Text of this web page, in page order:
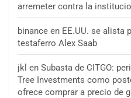
arremeter contra la
binance en EE.UU. se alista
testaferro Alex Saab
jkl en Subasta de CITGO:
Tree Investments como
ofrece comprar a precio de